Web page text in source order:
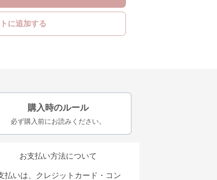
に追加する
購入時のルール
必ず購入前にお読みください。
お支払い方法について
払いは、クレジットカード・コン